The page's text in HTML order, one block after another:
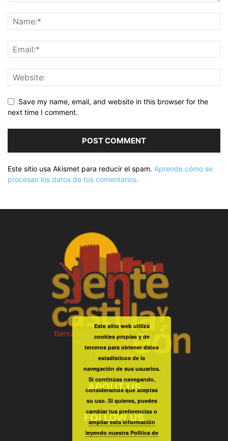
Save my name, email, and website in this browser for the
next time I comment.
Este sitio usa Akismet para reducir el spam. Aprende cómo se
procesan los datos de tus comentarios.
ABOUT US
FOLLOW US
Este sitio web utiliza
cookies propias y de
terceros para obtener datos
estadísticos de la
navegación de sus usuarios.
Si continúas navegando,
consideramos que aceptas
su uso. Si quieres, puedes
cambiar tus preferencias o
ampliar esta información
leyendo nuestra Política de